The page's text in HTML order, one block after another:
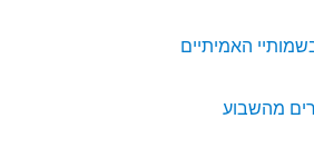
האמיתיים
מהשבוע